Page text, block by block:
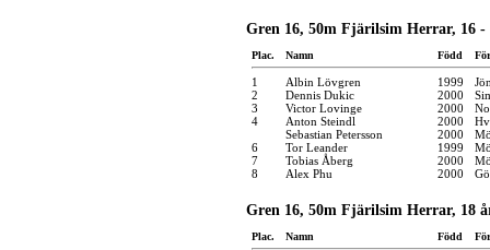
Gren 16, 50m Fjärilsim Herrar, 16 -
Plac. Namn Född
1 Albin Lövgren 1999
2
Dennis Dukic 2000
3
Victor Lovinge 2000
4
Anton Steindl 2000
Sebastian Petersson
2000
6
Tor Leander 1999
7
Tobias Åberg 2000
8
Alex Phu 2000
Gren 16, 50m Fjärilsim Herrar, 18
Plac. Namn Född